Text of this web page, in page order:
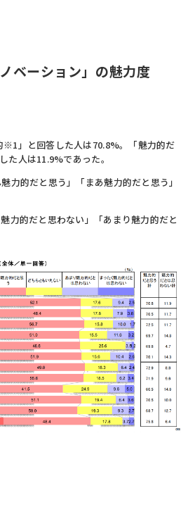
ベーション」の魅力度
※1」と回答した人は70.8%。「魅力的だ
た人は11.9%であった。
力的だと思う」「まあ魅力的だと思う」
力的だと思わない」「あまり魅力的だと